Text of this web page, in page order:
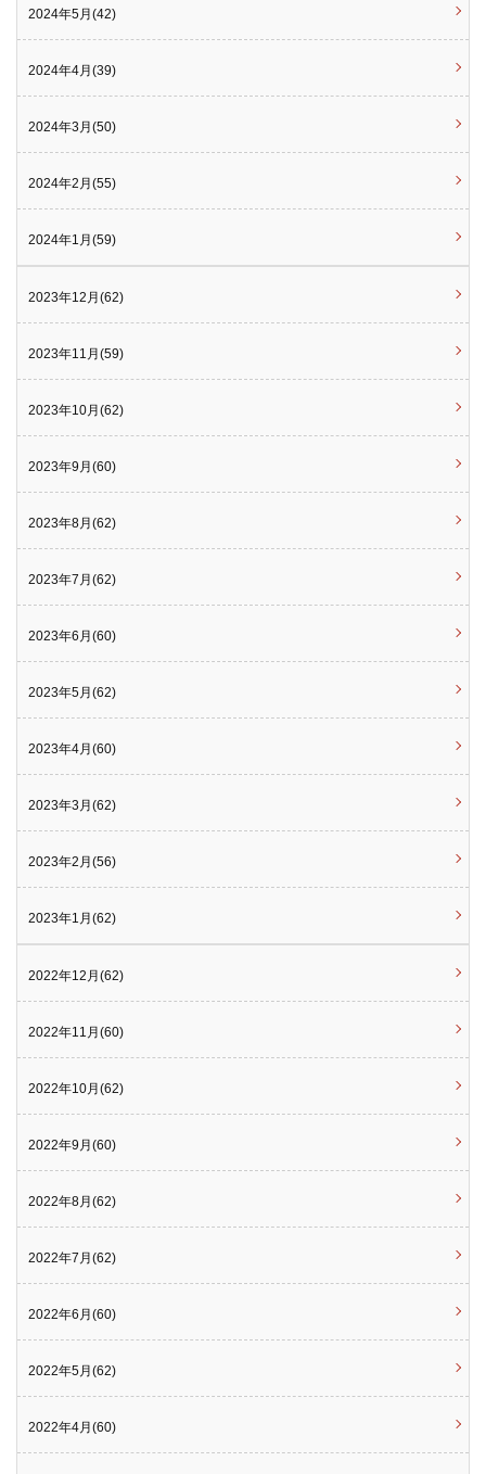
2024年5月(42)
2024年4月(39)
2024年3月(50)
2024年2月(55)
2024年1月(59)
2023年12月(62)
2023年11月(59)
2023年10月(62)
2023年9月(60)
2023年8月(62)
2023年7月(62)
2023年6月(60)
2023年5月(62)
2023年4月(60)
2023年3月(62)
2023年2月(56)
2023年1月(62)
2022年12月(62)
2022年11月(60)
2022年10月(62)
2022年9月(60)
2022年8月(62)
2022年7月(62)
2022年6月(60)
2022年5月(62)
2022年4月(60)